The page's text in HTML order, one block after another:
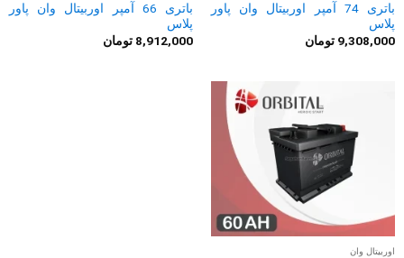
باتری 74 آمپر اوربیتال وان پاور
پلاس
9,308,000 تومان
باتری 66 آمپر اوربیتال وان پاور
پلاس
8,912,000 تومان
اوربیتال وان